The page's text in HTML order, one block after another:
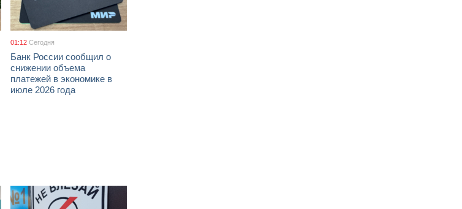
01:12 Сегодня
Банк России сообщил о
снижении объема
платежей в экономике в
июле 2026 года